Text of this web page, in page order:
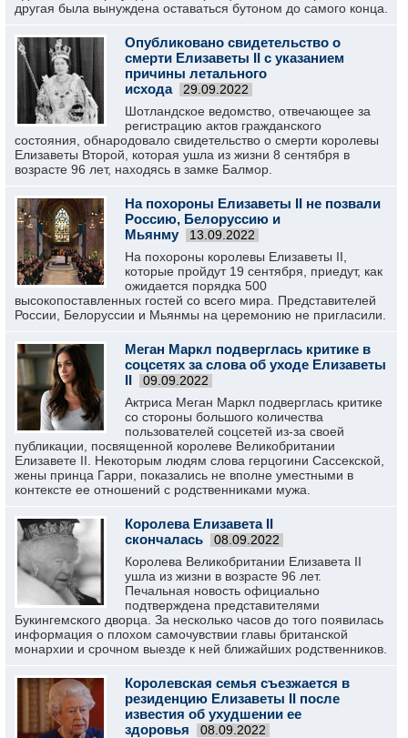
другая была вынуждена оставаться бутоном до самого конца.
Опубликовано свидетельство о
смерти Елизаветы II с указанием
причины летального
исхода
29.09.2022
Шотландское ведомство, отвечающее за
регистрацию актов гражданского
состояния, обнародовало свидетельство о смерти королевы
Елизаветы Второй, которая ушла из жизни 8 сентября в
возрасте 96 лет, находясь в замке Балмор.
На похороны Елизаветы II не позвали
Россию, Белоруссию и
Мьянму
13.09.2022
На похороны королевы Елизаветы II,
которые пройдут 19 сентября, приедут, как
ожидается порядка 500
высокопоставленных гостей со всего мира. Представителей
России, Белоруссии и Мьянмы на церемонию не пригласили.
Меган Маркл подверглась критике в
соцсетях за слова об уходе Елизаветы
II
09.09.2022
Актриса Меган Маркл подверглась критике
со стороны большого количества
пользователей соцсетей из-за своей
публикации, посвященной королеве Великобритании
Елизавете II. Некоторым людям слова герцогини Сассекской,
жены принца Гарри, показались не вполне уместными в
контексте ее отношений с родственниками мужа.
Королева Елизавета II
скончалась
08.09.2022
Королева Великобритании Елизавета II
ушла из жизни в возрасте 96 лет.
Печальная новость официально
подтверждена представителями
Букингемского дворца. За несколько часов до того появилась
информация о плохом самочувствии главы британской
монархии и срочном выезде к ней ближайших родственников.
Королевская семья съезжается в
резиденцию Елизаветы II после
известия об ухудшении ее
здоровья
08.09.2022